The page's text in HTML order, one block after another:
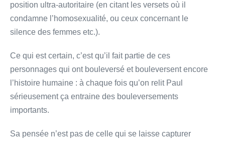
position ultra-autoritaire (en citant les versets où il
condamne l’homosexualité, ou ceux concernant le
silence des femmes etc.).
Ce qui est certain, c’est qu’il fait partie de ces
personnages qui ont bouleversé et bouleversent encore
l’histoire humaine : à chaque fois qu’on relit Paul
sérieusement ça entraine des bouleversements
importants.
Sa pensée n’est pas de celle qui se laisse capturer